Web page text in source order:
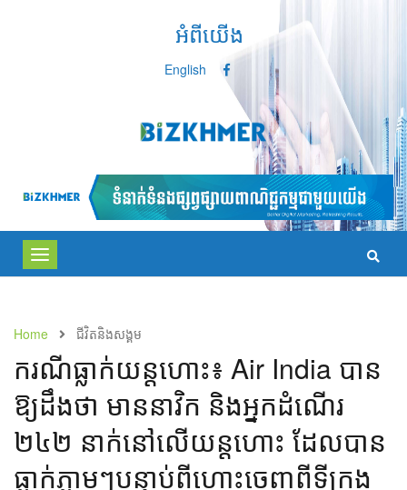
អំពីយើង
English
Toggle
navigation
Home ជីវិតនិងសង្គម
ករណីធ្លាក់យន្តហោះ៖ Air India បាន
ឱ្យដឹងថា មាននាវិក និងអ្នកដំណើរ
២៤២ នាក់នៅលើយន្តហោះ ដែលបាន
ធ្លាក់ភ្លាមៗបន្ទាប់ពីហោះចេញពីទីក្រុង